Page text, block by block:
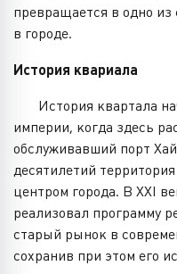
превращается в одно
в городе.
История квариала
История квартала
империи, когда здесь
обслуживавший порт
десятилетий
центром города. В XXI
реализовал программу
старый рынок в
сохранив при этом его